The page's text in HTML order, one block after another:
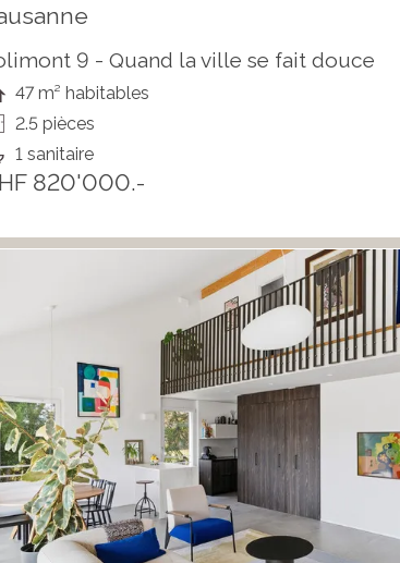
9 - Quand la ville se fait douce
47 m² habitables
2.5 pièces
1 sanitaire
820'000.-